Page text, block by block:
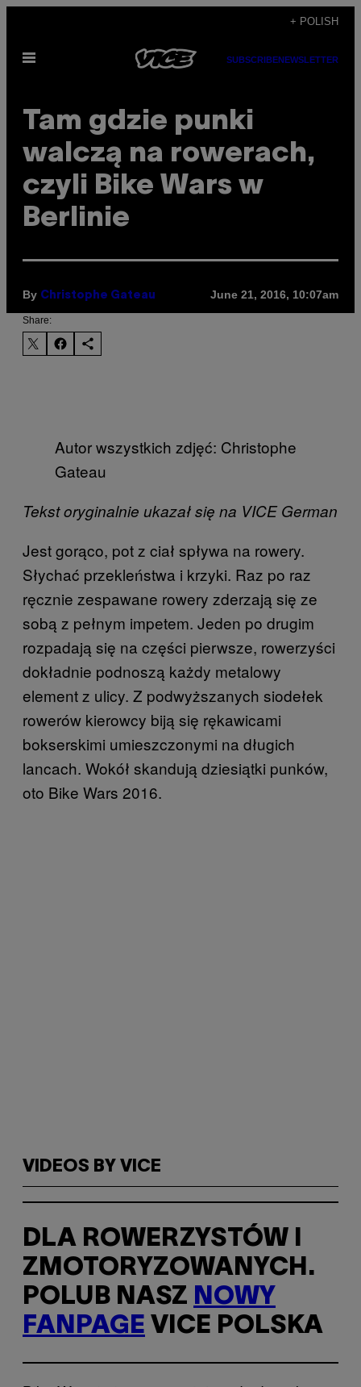
content
+ POLISH
Open
SUBSCRIBENEWSLETTER
​Tam gdzie punki
walczą na rowerach,
czyli Bike Wars w
Berlinie
By Christophe Gateau June 21, 2016, 10:07am
Share:
Autor wszystkich zdjęć: Christophe
Gateau
Tekst oryginalnie ukazał się na VICE German
Jest gorąco, pot z ciał spływa na rowery.
Słychać przekleństwa i krzyki. Raz po raz
ręcznie zespawane rowery zderzają się ze
sobą z pełnym impetem. Jeden po drugim
rozpadają się na części pierwsze, rowerzyści
dokładnie podnoszą każdy metalowy
element z ulicy. Z podwyższanych siodełek
rowerów kierowcy biją się rękawicami
bokserskimi umieszczonymi na długich
lancach. Wokół skandują dziesiątki punków,
oto Bike Wars 2016.
VIDEOS BY VICE
DLA ROWERZYSTÓW I
ZMOTORYZOWANYCH.
POLUB NASZ NOWY
FANPAGE VICE POLSKA